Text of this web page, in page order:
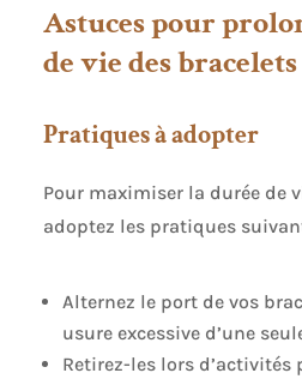
Astuces pour
de vie des bracelets
Pratiques à adopter
Pour maximiser la durée de
adoptez les pratiques
Alternez le port de vos
usure excessive d’une
Retirez-les lors